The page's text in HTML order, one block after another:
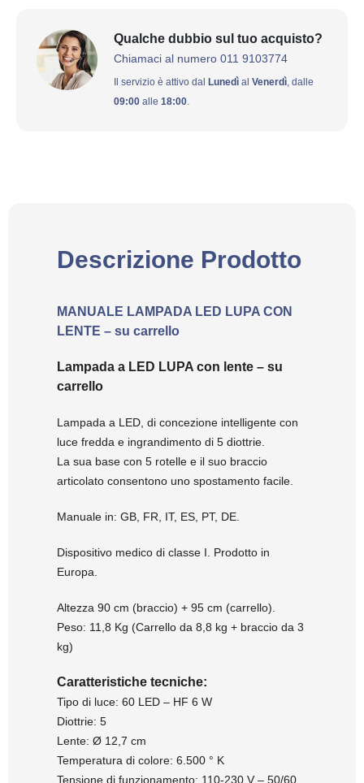
Qualche dubbio sul tuo acquisto?
Chiamaci al numero 011 9103774
Il servizio è attivo dal Lunedì al Venerdì, dalle
09:00 alle 18:00.
Descrizione Prodotto
MANUALE LAMPADA LED LUPA CON
LENTE – su carrello
Lampada a LED LUPA con lente – su
carrello
Lampada a LED, di concezione intelligente con
luce fredda e ingrandimento di 5 diottrie.
La sua base con 5 rotelle e il suo braccio
articolato consentono uno spostamento facile.
Manuale in: GB, FR, IT, ES, PT, DE.
Dispositivo medico di classe I. Prodotto in
Europa.
Altezza 90 cm (braccio) + 95 cm (carrello).
Peso: 11,8 Kg (Carrello da 8,8 kg + braccio da 3
kg)
Caratteristiche tecniche:
Tipo di luce: 60 LED – HF 6 W
Diottrie: 5
Lente: Ø 12,7 cm
Temperatura di colore: 6.500 ° K
Tensione di funzionamento: 110-230 V – 50/60